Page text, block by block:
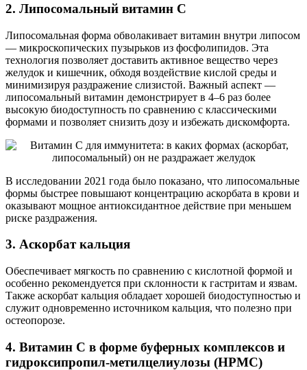
2. Липосомальный витамин C
Липосомальная форма обволакивает витамин внутри липосом
— микроскопических пузырьков из фосфолипидов. Эта
технология позволяет доставить активное вещество через
желудок и кишечник, обходя воздействие кислой среды и
минимизируя раздражение слизистой. Важный аспект —
липосомальный витамин демонстрирует в 4–6 раз более
высокую биодоступность по сравнению с классическими
формами и позволяет снизить дозу и избежать дискомфорта.
В исследовании 2021 года было показано, что липосомальные
формы быстрее повышают концентрацию аскорбата в крови и
оказывают мощное антиоксидантное действие при меньшем
риске раздражения.
3. Аскорбат кальция
Обеспечивает мягкость по сравнению с кислотной формой и
особенно рекомендуется при склонности к гастритам и язвам.
Также аскорбат кальция обладает хорошей биодоступностью и
служит одновременно источником кальция, что полезно при
остеопорозе.
4. Витамин C в форме буферных комплексов и
гидроксипропил-метилцелиулозы (HPMC)